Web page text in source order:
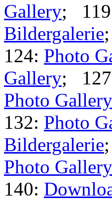
Gallery;
Bildergalerie
124: Photo
Gallery;
Photo Gallery
132: Photo
Bildergalerie
Photo Gallery
140: